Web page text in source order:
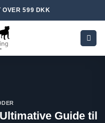
OVER 599 DKK
Guide til